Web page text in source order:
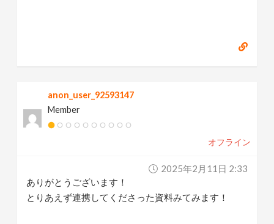
anon_user_92593147
Member
オフライン
2025年2月11日 2:33
ありがとうございます！
とりあえず連携してくださった資料みてみます！